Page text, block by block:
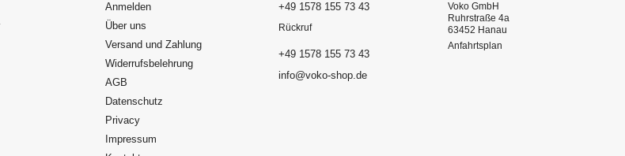
Anmelden
Über uns
Versand und Zahlung
Widerrufsbelehrung
AGB
Datenschutz
Privacy
Impressum
+49 1578 155 73 43
Rückruf
+49 1578 155 73 43
info@voko-shop.de
Voko GmbH
Ruhrstraße 4a
63452 Hanau
Anfahrtsplan